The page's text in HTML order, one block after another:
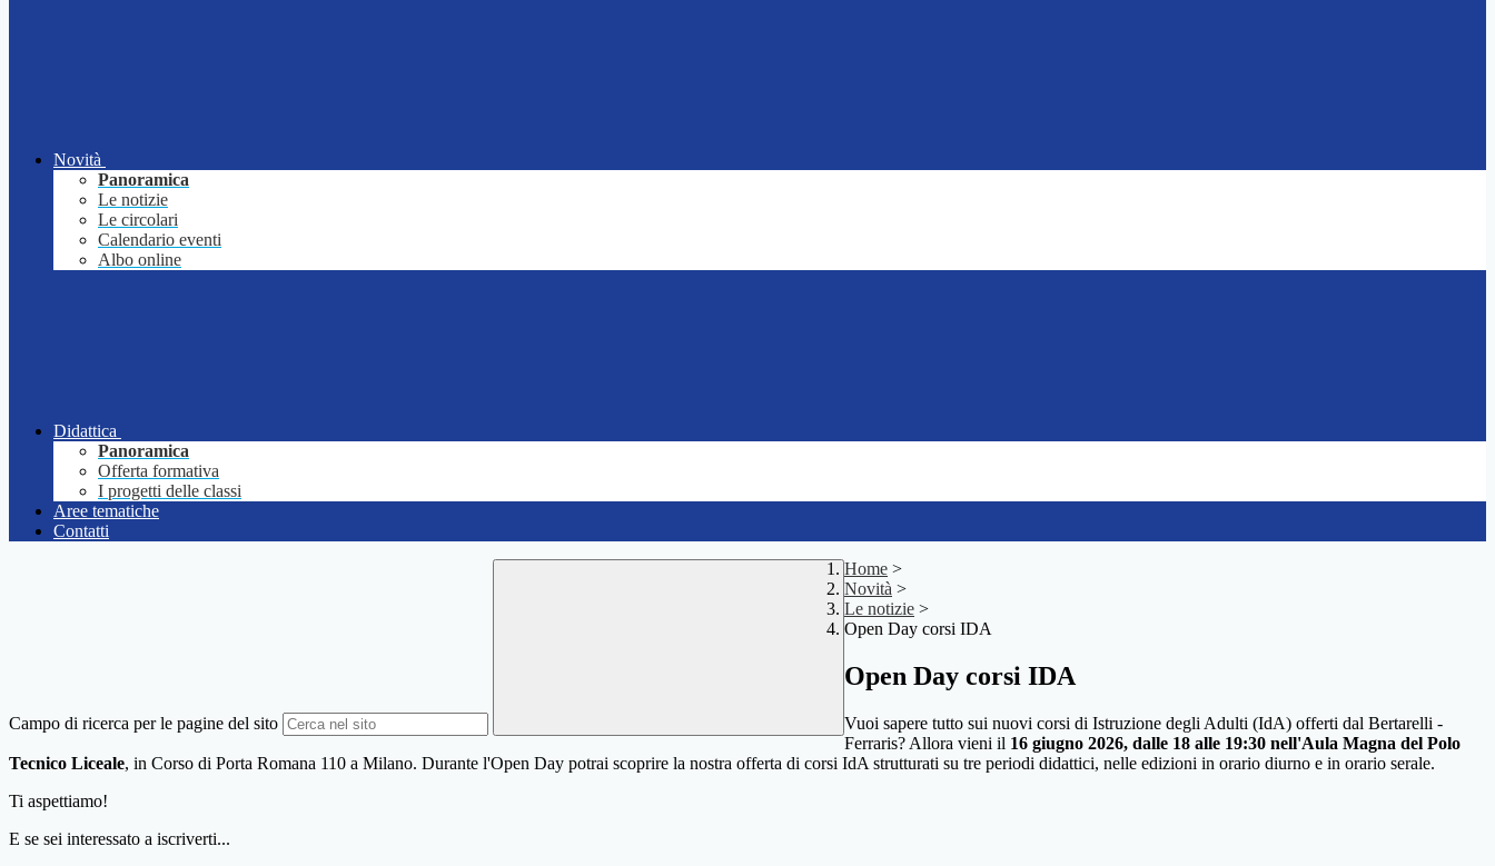
Novità
Panoramica
Le notizie
Le circolari
Calendario eventi
Albo online
Didattica
Panoramica
Offerta formativa
I progetti delle classi
Aree tematiche
Contatti
Campo di ricerca per le pagine del sito
Home >
Novità >
Le notizie >
Open Day corsi IDA
Open Day corsi IDA
Vuoi sapere tutto sui nuovi corsi di Istruzione degli Adulti (IdA) offerti dal Bertarelli -
Ferraris? Allora vieni il 16 giugno 2026, dalle 18 alle 19:30 nell'Aula Magna del Polo
Tecnico Liceale, in Corso di Porta Romana 110 a Milano. Durante l'Open Day potrai scoprire la nostra offerta di corsi IdA strutturati su tre periodi didattici, nelle edizioni in orario diurno e in orario serale.
Ti aspettiamo!
E se sei interessato a iscriverti...